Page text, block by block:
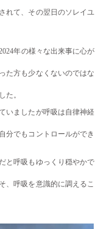
れて、その翌日のソレイユ
年の様々な出来事に心が
た方も少なくないのではな
た。
いましたが呼吸は自律神経
分でもコントロールができ
と呼吸もゆっくり穏やかで
、呼吸を意識的に調えるこ